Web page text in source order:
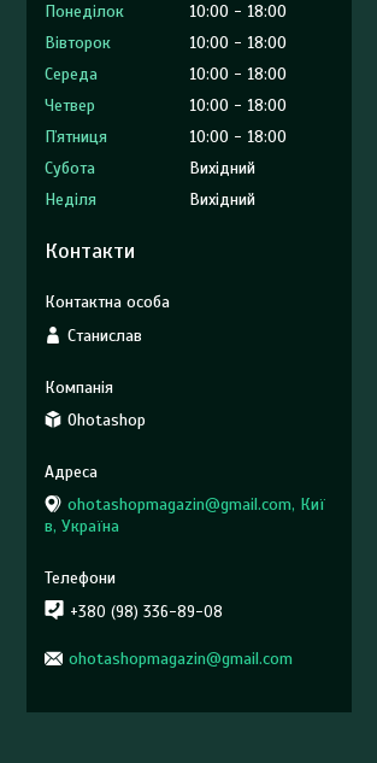
Понеділок 10:00
18:00
Вівторок
10:00
18:00
Середа
10:00
18:00
Четвер
10:00
18:00
Пʼятниця
10:00
18:00
Субота
Вихідний
Неділя
Вихідний
Контакти
Станислав
Ohotashop
ohotashopmagazin@gmail.com, Киї
в, Україна
+380 (98) 336-89-08
ohotashopmagazin@gmail.com